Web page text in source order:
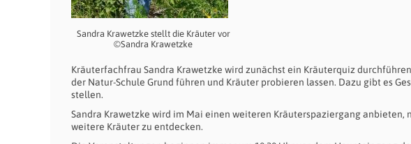
Sandra Krawetzke stellt die Kräuter vor
©Sandra Krawetzke
Kräuterfachfrau Sandra Krawetzke wird zunächst ein Kräuterquiz
der Natur-Schule Grund führen und Kräuter probieren lassen. Dazu gibt es
stellen.
Sandra Krawetzke wird im Mai einen weiteren Kräuterspaziergang anbieten,
weitere Kräuter zu entdecken.